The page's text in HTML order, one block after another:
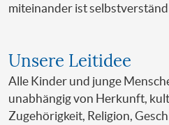
miteinander ist
Unsere Leitidee
Alle Kinder und junge
unabhängig von Herkunft,
Zugehörigkeit, Religion,